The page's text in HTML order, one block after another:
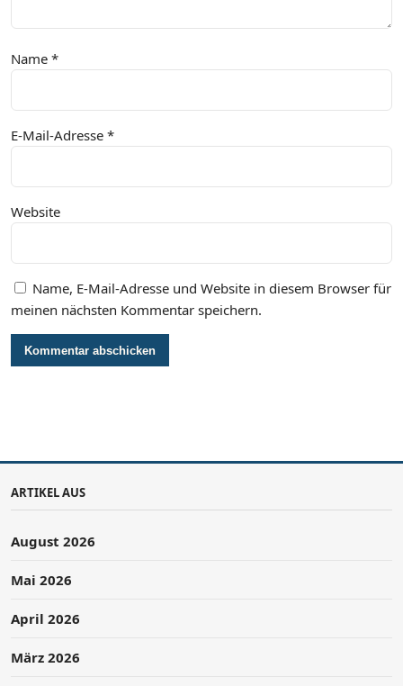
Name *
E-Mail-Adresse *
Website
Name, E-Mail-Adresse und Website in diesem Browser für
meinen nächsten Kommentar speichern.
ARTIKEL AUS
August 2026
Mai 2026
April 2026
März 2026